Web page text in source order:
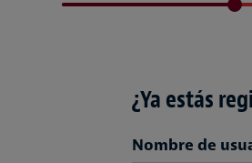
¿Ya estás
Login
Nombre de